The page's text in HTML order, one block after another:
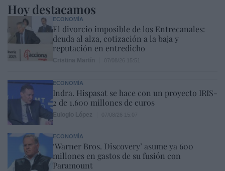
Hoy destacamos
ECONOMÍA
El divorcio imposible de los Entrecanales:
deuda al alza, cotización a la baja y
reputación en entredicho
ECONOMÍA
Indra. Hispasat se hace con un proyecto IRIS-
2 de 1.600 millones de euros
ECONOMÍA
‘Warner Bros. Discovery’ asume ya 600
millones en gastos de su fusión con
Paramount